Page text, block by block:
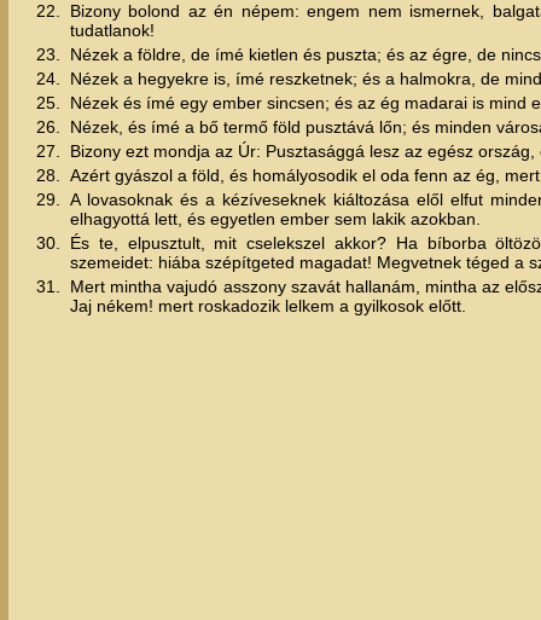
22.
Bizony bolond az én népem: engem nem ismernek,
tudatlanok!
23.
Nézek a földre, de ímé kietlen és puszta; és az égre, de
24.
Nézek a hegyekre is, ímé reszketnek; és a halmokra, de
25.
Nézek és ímé egy ember sincsen; és az ég madarai is mind
26.
Nézek, és ímé a bő termő föld pusztává lőn; és minden
27.
Bizony ezt mondja az Úr: Pusztasággá lesz az egész
28.
Azért gyászol a föld, és homályosodik el oda fenn az ég,
29.
A lovasoknak és a kézíveseknek kiáltozása elől elfut
elhagyottá lett, és egyetlen ember sem lakik azokban.
30.
És te, elpusztult, mit cselekszel akkor? Ha bíborba
szemeidet: hiába szépítgeted magadat! Megvetnek téged a
31.
Mert mintha vajudó asszony szavát hallanám, mintha az
Jaj nékem! mert roskadozik lelkem a gyilkosok előtt.